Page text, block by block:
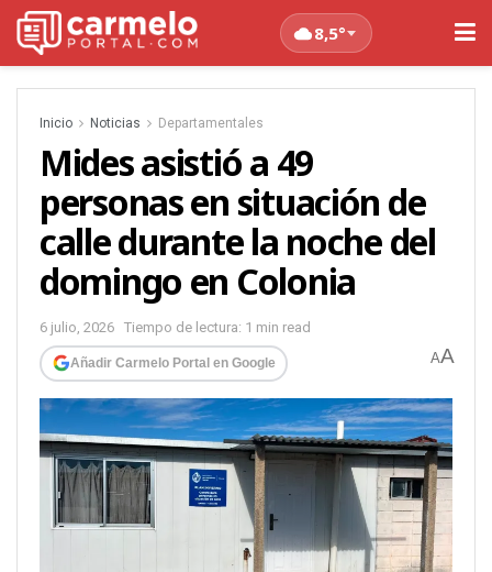
8,5°
Inicio Noticias Departamentales
Mides asistió a 49
personas en situación de
calle durante la noche del
domingo en Colonia
6 julio, 2026 Tiempo de lectura: 1 min read
Añadir Carmelo Portal en Google AA